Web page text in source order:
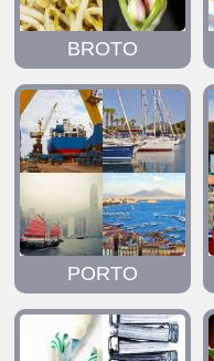
BROTO
PORTO